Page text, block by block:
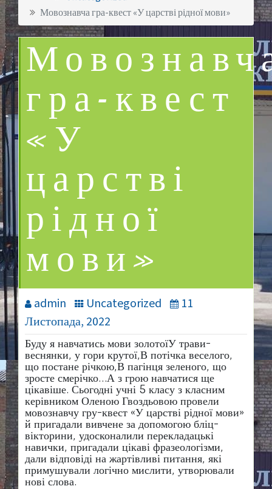
Мовознавча гра-квест «У царстві рідної мови»
гра-квест
«У
царстві
рідної
мови»
admin Uncategorized
11
Листопада, 2022
Буду я навчатись мови золотоїУ трави-
веснянки, у гори крутої,В потічка веселого,
що постане річкою,В пагінця зеленого, що
зросте смерічко…А з грою навчатися ще
цікавіше. Сьогодні учні 5 класу з класним
керівником Оленою Гвоздьовою провели
мовознавчу гру-квест «У царстві рідної мови»
й пригадали вивчене за допомогою бліц-
вікторини, удосконалили перекладацькі
навички, пригадали цікаві фразеологізми,
дали відповіді на жартівливі питання, які
примушували логічно мислити, утворювали
нові слова.